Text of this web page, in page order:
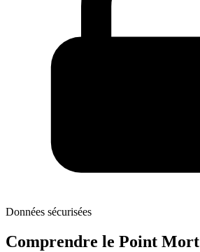
Données sécurisées
Comprendre le Point Mort